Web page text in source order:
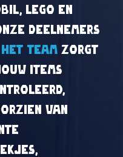
Lego en
deelnemers
Het teamzorgt
items
van